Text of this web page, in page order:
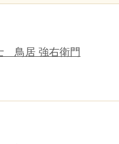
鳥居 強右衛門